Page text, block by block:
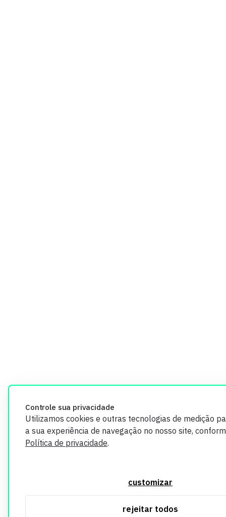
Controle sua privacidade
Utilizamos cookies e outras tecnologias de medição
a sua experiência de navegação no nosso site,
Política de privacidade.
customizar
rejeitar todos